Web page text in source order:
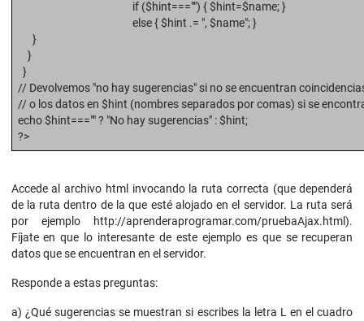
if ($hint==="") { $hint=$name; }
else { $hint .= ", $name"; }
}
}
}
// Devolvemos "no hay sugerencias" si no se encuentran
// o los datos en $hint (nombres separados por comas) si se
echo $hint==="" ? "No hay sugerencias" : $hint;
?>
Accede al archivo html invocando la ruta correcta (que dependerá
de la ruta dentro de la que esté alojado en el servidor. La ruta será
por ejemplo http://aprenderaprogramar.com/pruebaAjax.html).
Fíjate en que lo interesante de este ejemplo es que se recuperan
datos que se encuentran en el servidor.
Responde a estas preguntas:
a) ¿Qué sugerencias se muestran si escribes la letra L en el cuadro